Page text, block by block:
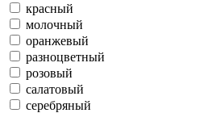
красный
молочный
оранжевый
разноцветный
розовый
салатовый
серебряный